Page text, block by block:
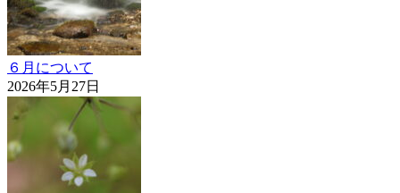
６月について
2026年5月27日